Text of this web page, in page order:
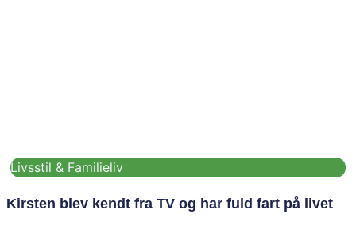
Livsstil & Familieliv
Kirsten blev kendt fra TV og har fuld fart på livet